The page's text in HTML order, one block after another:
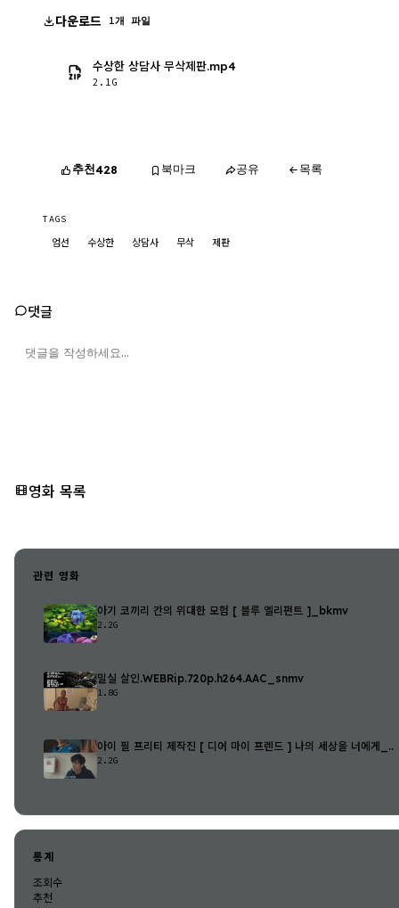
다운로드 1개 파일
수상한 상담사 무삭제판.mp4
2.1G
추천428 북마크 공유 목록
TAGS
엄선 수상한 상담사 무삭 제판
댓글
영화 목록
관련 영화
아기 코끼리 칸의 위대한 모험 [ 블루 엘리펀트 ]_bkmv
2.2G
밀실 살인.WEBRip.720p.h264.AAC_snmv
1.8G
아이 필 프리티 제작진 [ 디어 마이 프렌드 ] 나의 세상을 너에게_..
2.2G
통계
조회수
추천